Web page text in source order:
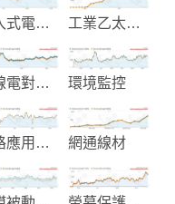
嵌入式電腦和工業電腦 工業乙太網路和物聯網通信
無線電對講機 環境監控
網路應用產品及配件 網通線材